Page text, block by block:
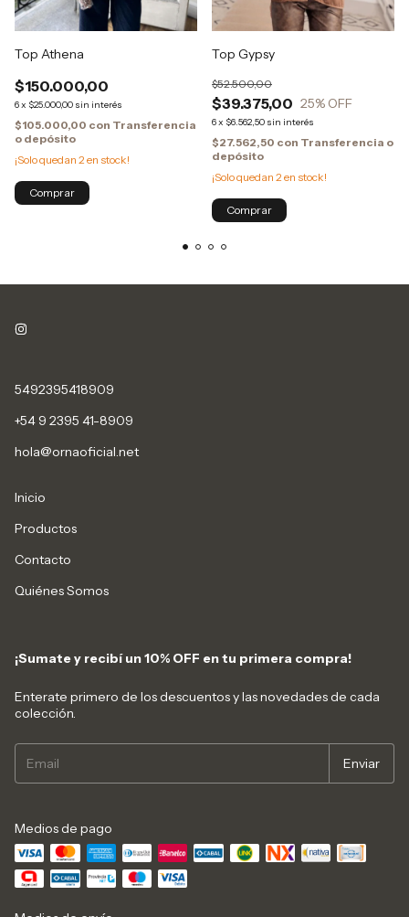
Top Athena
$150.000,00
6x $25.000,00 sin interés
$105.000,00 con Transferencia
o depósito
¡Solo quedan 2 en stock!
Comprar
Top Gypsy
$39.375,00
$52.500,00
25% OFF
6x $6.562,50 sin interés
$27.562,50 con Transferencia o
depósito
¡Solo quedan 2 en stock!
5492395418909
+54 9 2395 41-8909
hola@ornaoficial.net
Inicio
Productos
Contacto
Quiénes Somos
¡Sumate y recibí un 10% OFF en tu primera compra!
Enterate primero de los descuentos y las novedades de cada
colección.
Medios de pago